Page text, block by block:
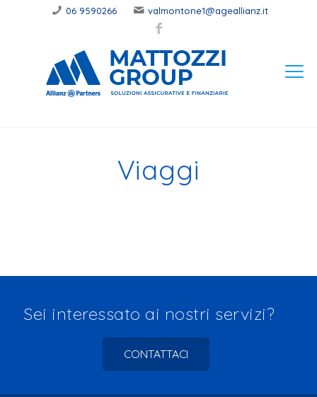
06 9590266 valmontone1@ageallianz.it
Viaggi
Sei interessato ai nostri servizi?
CONTATTACI